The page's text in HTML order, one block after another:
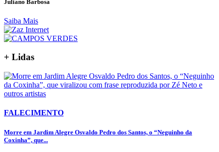
Juliano Barbosa
Saiba Mais
+ Lidas
FALECIMENTO
Morre em Jardim Alegre Osvaldo Pedro dos Santos, o “Neguinho da
Coxinha”, que...